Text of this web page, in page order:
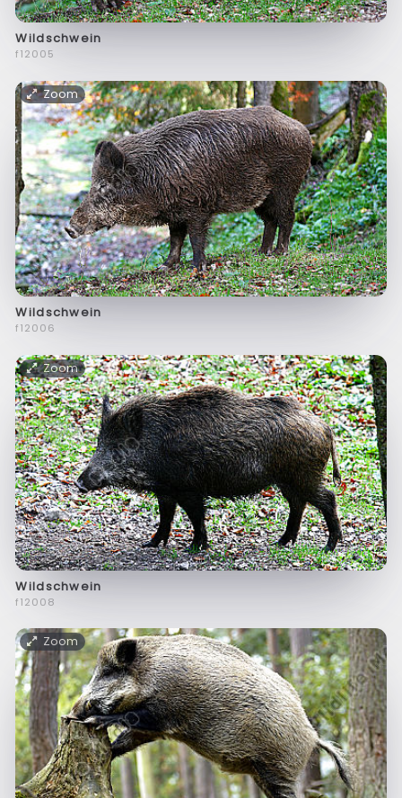
Wildschwein
f12005
Zoom
Wildschwein
f12006
Zoom
Wildschwein
f12008
Zoom